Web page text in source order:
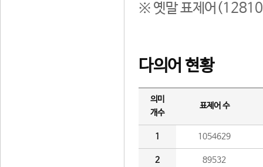
※ 옛말 표제어(12810
다의어 현황
의미
개수
표제어 수
1 1054629
2 89532